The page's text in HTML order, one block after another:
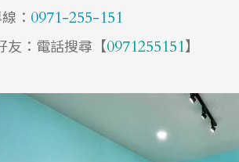
： 0971-255-151
友：電話搜尋【0971255151】